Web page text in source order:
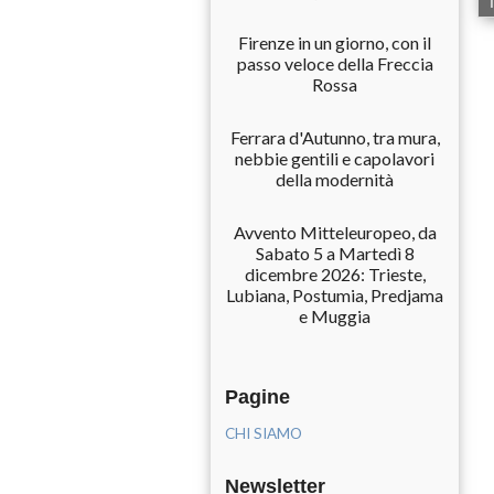
Firenze in un giorno, con il
passo veloce della Freccia
Rossa
Ferrara d'Autunno, tra mura,
nebbie gentili e capolavori
della modernità
Avvento Mitteleuropeo, da
Sabato 5 a Martedì 8
dicembre 2026: Trieste,
Lubiana, Postumia, Predjama
e Muggia
Pagine
CHI SIAMO
Newsletter